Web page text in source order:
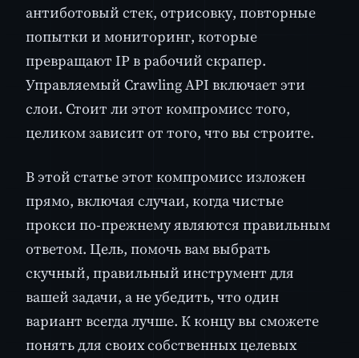
антиботовый стек, отрисовку, повторные
попытки и мониторинг, которые
превращают IP в рабочий скрапер.
Управляемый Crawling API включает эти
слои. Стоит ли этот компромисс того,
целиком зависит от того, что вы строите.
В этой статье этот компромисс изложен
прямо, включая случаи, когда чистые
прокси по-прежнему являются правильным
ответом. Цель, помочь вам выбрать
скучный, правильный инструмент для
вашей задачи, а не убедить, что один
вариант всегда лучше. К концу вы сможете
понять для своих собственных целевых